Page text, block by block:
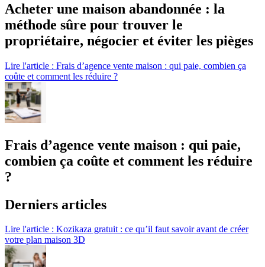
Acheter une maison abandonnée : la
méthode sûre pour trouver le
propriétaire, négocier et éviter les pièges
Lire l'article : Frais d’agence vente maison : qui paie, combien ça
coûte et comment les réduire ?
Frais d’agence vente maison : qui paie,
combien ça coûte et comment les réduire
?
Derniers articles
Lire l'article : Kozikaza gratuit : ce qu’il faut savoir avant de créer
votre plan maison 3D